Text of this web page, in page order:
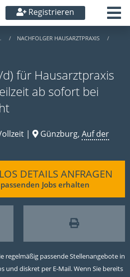
Registrieren
NACHFOLGER HAUSARZTPRAXIS
für Hausarztpraxis
ab sofort bei
| Günzburg, Auf der
DETAILS ANFRAGEN
Jobs erhalten
regelmäßig passende Stellenangebote in
und diskret per E-Mail. Wenn Sie bereits